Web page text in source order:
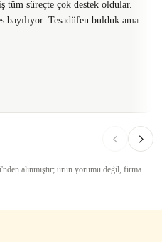
tüm süreçte çok destek oldular.
Tesadüfen bulduk ama
alınmıştır; ürün yorumu değil, firma